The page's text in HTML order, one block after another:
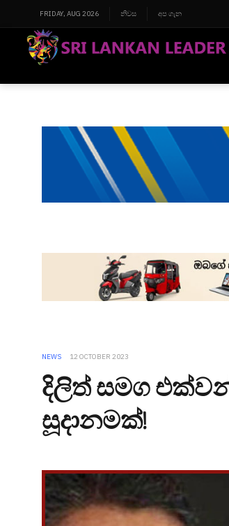
FRIDAY, AUG 2026 නිවස අප ගැන
NEWS 12 OCTOBER 2023
දිලිත් සමග
සූදානමක්!